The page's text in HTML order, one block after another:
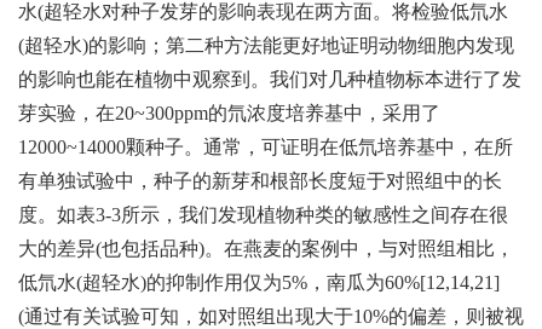
水(超轻水对种子发芽的影响表现在两方面。将检验低氘水
(超轻水)的影响；第二种方法能更好地证明动物细胞内发现
的影响也能在植物中观察到。我们对几种植物标本进行了发
芽实验，在20~300ppm的氘浓度培养基中，采用了
12000~14000颗种子。通常，可证明在低氘培养基中，在所
有单独试验中，种子的新芽和根部长度短于对照组中的长
度。如表3-3所示，我们发现植物种类的敏感性之间存在很
大的差异(也包括品种)。在燕麦的案例中，与对照组相比，
低氘水(超轻水)的抑制作用仅为5%，南瓜为60%[12,14,21]
(通过有关试验可知，如对照组出现大于10%的偏差，则被视